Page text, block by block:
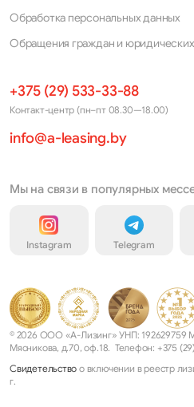
Обработка персональных данных
Обращения граждан и
+375 (29) 533-33-88
Контакт-центр (пн–пт 08.30—18.00)
info@a-leasing.by
Мы на связи в популярных
Instagram Telegram
© 2026 ООО «А-Лизинг» УНП: 192629759
Мясникова, д.70, оф.18. Телефон: +375
Свидетельство о включении в реестр
г.